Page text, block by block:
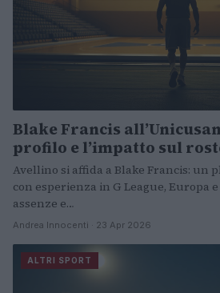
Blake Francis
profilo e l’impatto sul
Avellino si affida a Blake Francis: un
con esperienza in G League, Europa
assenze e…
Andrea Innocenti · 23 Apr 2026
ALTRI SPORT